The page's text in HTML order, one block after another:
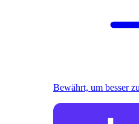
Bewährt, um besser